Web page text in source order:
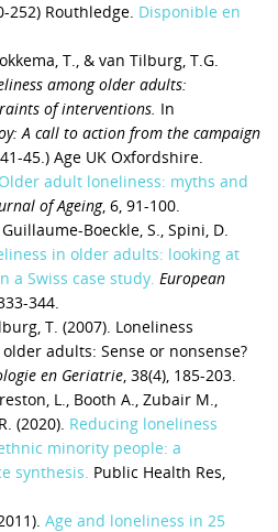
252) Routhledge. Disponible en
T., & van Tilburg, T.G.
among older adults:
of interventions. In
A call to action from the campaign
45.) Age UK Oxfordshire.
Older adult loneliness: myths and
of Ageing, 6, 91-100.
Boeckle, S., Spini, D.
in older adults: looking at
a Swiss case study. European
344.
T. (2007). Loneliness
adults: Sense or nonsense?
en Geriatrie, 38(4), 185-203.
L., Booth A., Zubair M.,
(2020). Reducing loneliness
minority people: a
synthesis. Public Health Res,
Age and loneliness in 25